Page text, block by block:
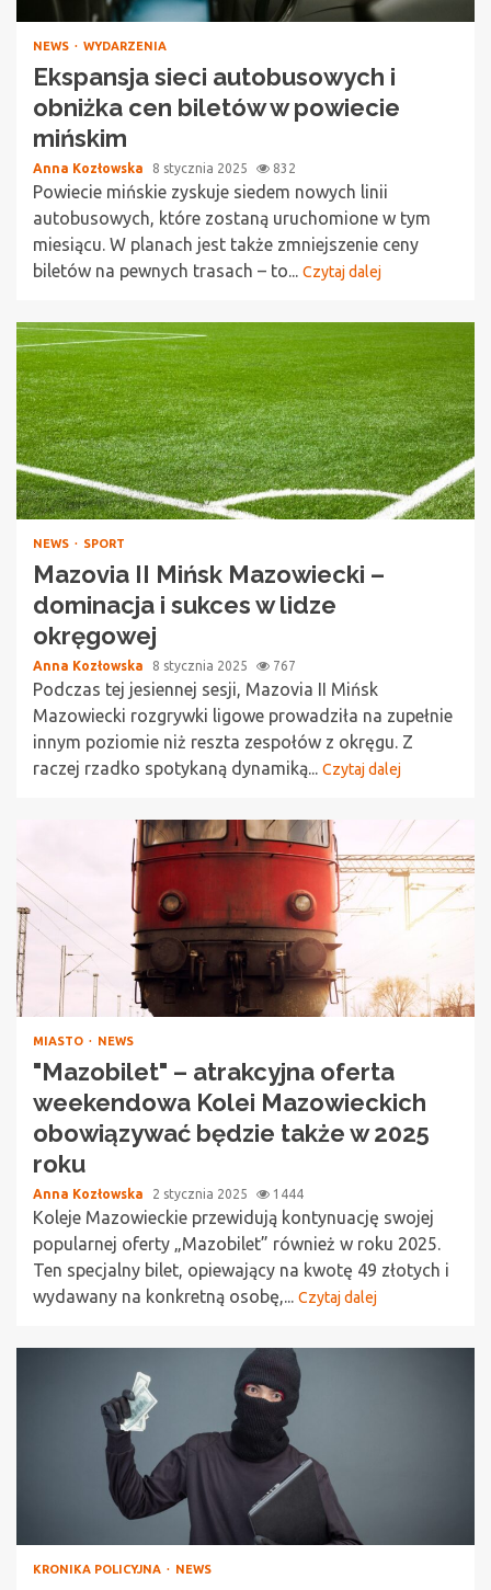
NEWS WYDARZENIA
Ekspansja sieci autobusowych i
obniżka cen biletów w powiecie
mińskim
Anna Kozłowska 8 stycznia 2025 832
Powiecie mińskie zyskuje siedem nowych linii
autobusowych, które zostaną uruchomione w tym
miesiącu. W planach jest także zmniejszenie ceny
biletów na pewnych trasach – to... Czytaj dalej
NEWS SPORT
Mazovia II Mińsk Mazowiecki –
dominacja i sukces w lidze
okręgowej
Anna Kozłowska 8 stycznia 2025 767
Podczas tej jesiennej sesji, Mazovia II Mińsk
Mazowiecki rozgrywki ligowe prowadziła na zupełnie
innym poziomie niż reszta zespołów z okręgu. Z
raczej rzadko spotykaną dynamiką... Czytaj dalej
MIASTO NEWS
"Mazobilet" – atrakcyjna oferta
weekendowa Kolei Mazowieckich
obowiązywać będzie także w 2025
roku
Anna Kozłowska 2 stycznia 2025 1444
Koleje Mazowieckie przewidują kontynuację swojej
popularnej oferty „Mazobilet” również w roku 2025.
Ten specjalny bilet, opiewający na kwotę 49 złotych i
wydawany na konkretną osobę,... Czytaj dalej
KRONIKA POLICYJNA NEWS